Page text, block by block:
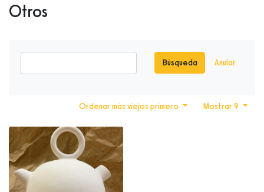
Otros
Búsqueda Anular
Mostrar 9
Ordenar más viejos primero